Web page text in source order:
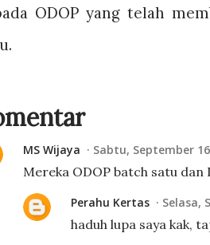
ODOP yang telah
MS Wijaya Sabtu, September
Mereka ODOP batch satu dan
Perahu Kertas Selasa,
haduh lupa saya kak,